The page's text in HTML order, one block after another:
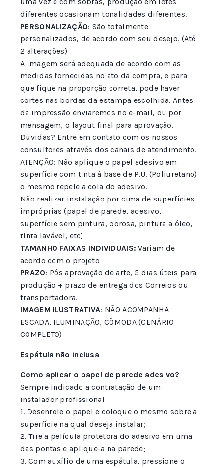
diferentes ocasionam tonalidades diferentes.
PERSONALIZAÇÃO: São totalmente
personalizados, de acordo com seu desejo. (Até
2 alterações)
A imagem será adequada de acordo com as
medidas fornecidas no ato da compra, e para
que fique na proporção correta, pode haver
cortes nas bordas da estampa escolhida. Antes
da impressão enviaremos no e-mail, ou por
mensagem, o layout final para aprovação.
Dúvidas? Entre em contato com os nossos
consultores através dos canais de atendimento.
ATENÇÃO: Não aplique o papel adesivo em
superfície com tinta à base de P.U. (Poliuretano)
o mesmo repele a cola do adesivo.
Não realizar instalação por cima de superfícies
impróprias (papel de parede, adesivo,
superfície sem pintura, porosa, pintura a óleo,
tinta lavável, etc)
TAMANHO FAIXAS INDIVIDUAIS: Variam de
acordo com o projeto
PRAZO: Pós aprovação de arte, 5 dias úteis para
produção + prazo de entrega dos Correios ou
transportadora.
IMAGEM ILUSTRATIVA: NÃO ACOMPANHA
ESCADA, ILUMINAÇÃO, CÔMODA (CENÁRIO
COMPLETO)
Espátula não inclusa
Como aplicar o papel de parede adesivo?
Sempre indicado a contratação de um
instalador profissional
1. Desenrole o papel e coloque o mesmo sobre a
superfície na qual deseja instalar;
2. Tire a película protetora do adesivo em uma
das pontas e aplique-a na parede;
3. Com auxílio de uma espátula, pressione o